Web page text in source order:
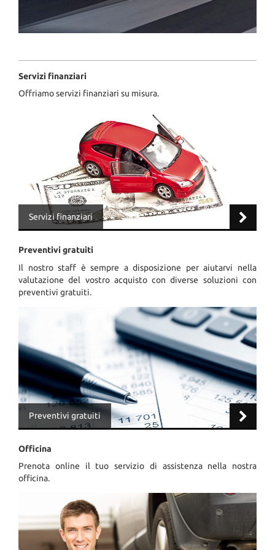
Servizi finanziari
Offriamo servizi finanziari su misura.
Servizi finanziari
Preventivi gratuiti
Il nostro staff è sempre a disposizione per aiutarvi nella
valutazione del vostro acquisto con diverse soluzioni con
preventivi gratuiti.
Preventivi gratuiti
Officina
Prenota online il tuo servizio di assistenza nella nostra
officina.
Cookie delle preferenze
Cookie per il miglioramento dell'esperienza utente
Cookie analitici
Cookie di marketing
Leggi
la
policy
Salva
le